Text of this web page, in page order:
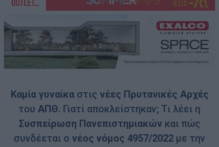
Καμία γυναίκαστις νέες Πρυτανικές Αρχές
του ΑΠΘ. Γιατί αποκλείστηκαν; Τι λέει η
Συσπείρωση Πανεπιστημιακών και πώς
συνδέεται ο νέος νόμος 4957/2022 με την